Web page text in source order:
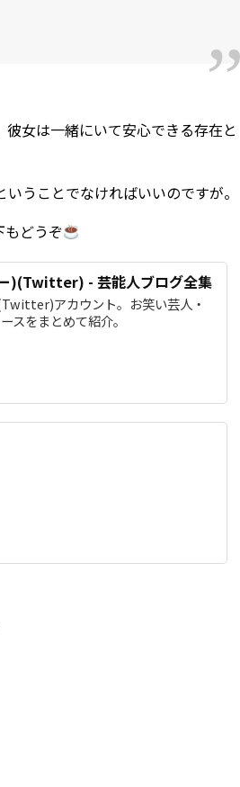
女は一緒にいて安心できる存在と
うことでなければいいのですが。
どうぞ
)(Twitter) - 芸能人ブログ全集
アカウント。お笑い芸人・
スをまとめて紹介。